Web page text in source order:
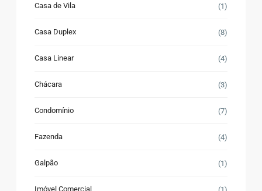
Casa de Vila (1)
Casa Duplex (8)
Casa Linear (4)
Chácara (3)
Condomínio (7)
Fazenda (4)
Galpão (1)
Imóvel Comercial